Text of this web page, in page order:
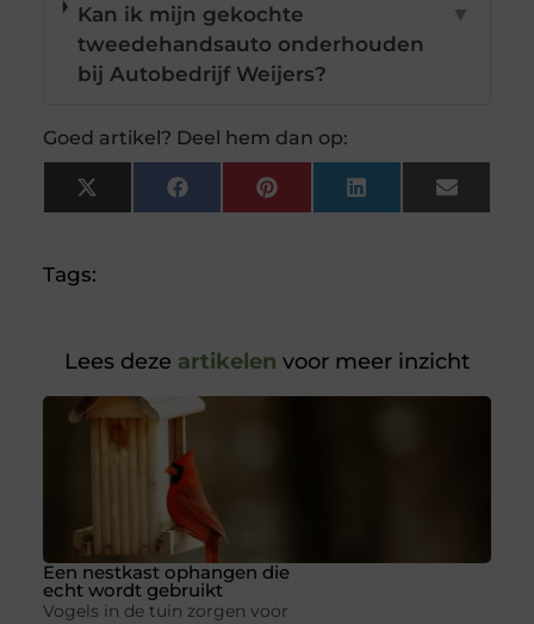
Kan ik mijn gekochte
tweedehandsauto onderhouden
bij Autobedrijf Weijers?
▼
Goed artikel? Deel hem dan op:
X
(Twitter)
FacebookPinterestLinkedInEmail
Tags:
Lees deze artikelen voor meer inzicht
Een nestkast ophangen die
echt wordt gebruikt
Vogels in de tuin zorgen voor